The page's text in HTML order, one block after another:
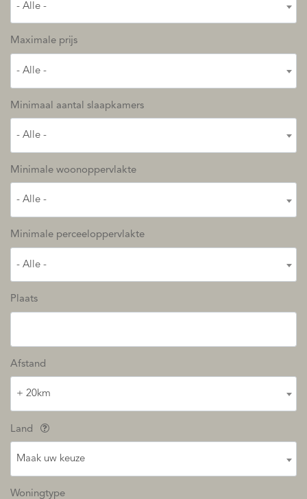
- Alle -
Maximale prijs
- Alle -
Minimaal aantal slaapkamers
- Alle -
Minimale woonoppervlakte
- Alle -
Minimale perceeloppervlakte
- Alle -
Plaats
Afstand
+ 20km
Land
Maak uw keuze
Woningtype